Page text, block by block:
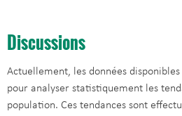
Discussions
Actuellement, les données
pour analyser statistiquement les
population. Ces tendances sont